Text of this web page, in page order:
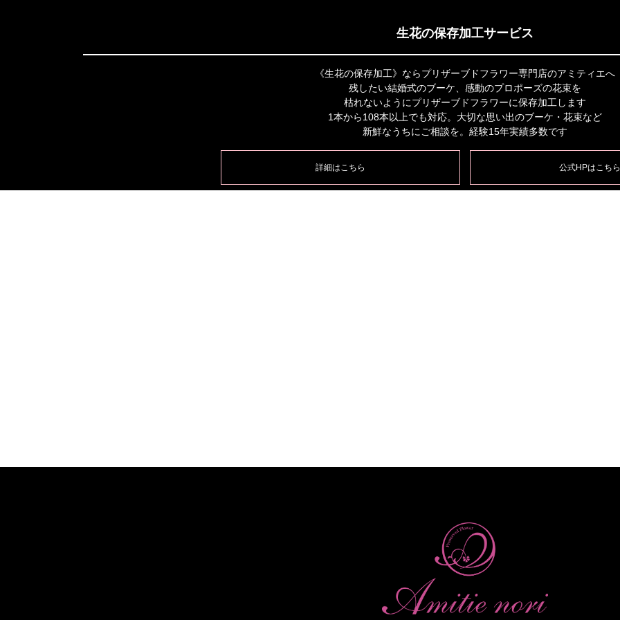
生花の保存加工サービス
《生花の保存加工》ならプリザーブドフラワー専門店のアミティエへ
残したい結婚式のブーケ、感動のプロポーズの花束を
枯れないようにプリザーブドフラワーに保存加工します
1本から108本以上でも対応。大切な思い出のブーケ・花束など
新鮮なうちにご相談を。経験15年実績多数です
詳細はこちら 公式HPはこちら